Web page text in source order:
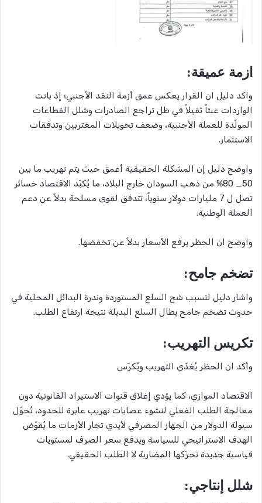
ازمة عميقة:
واكد دليل ان القرار يعكس عمق أزمة النقد الأجنبي؛ إذ باتت
الواردات عبئاً ثقيلاً في ظل تراجع الصادرات وشلل القطاعات
المولّدة للعملة الأجنبية، وضعف تحويلات المغتربين وتدفقات
الاستثمار.
واوضح دليل إن المشكلة الحقيقية أعمق حيث يتم تهريب ما بين
50_ 80% من ذهب السودان خارج البلاد، ما يُكبّد الاقتصاد خسائر
تصل ل 7 مليارات دولار سنوياً، تتدفق لقوى مسلحة بدلاً عن دعم
العملة الوطنية.
واوضح ان الحظر يرفع الأسعار بدلاً عن تخفضها.
تضخم جامح:
واشار دليل لتسبب شح السلع المستوردة وندرة البدائل المحلية في
حدوث تضخم جامح يطال السلع البديلة نتيجة ارتفاع الطلب.
تكريس التهريب:
وأكد ان الحظر يُغذّي التهريب ويُكرّس
الاقتصاد الموازي، كما يؤدي إغلاق قنوات الاستيراد القانونية دون
معالجة الطلب الفعلي لنشوء عصابات تهريب عابرة للحدود، تُحوّل
سيولة الدولار من الجهاز المصرفي لأيدي تجار الأزمات ما يُقوّض
الهدف الاستراتيجي للسياسة ويدفع سعر الصرف لمستويات
قياسية جديدة تحرّكها المضاربة لا الطلب الحقيقي.
شلل إنتاجي: